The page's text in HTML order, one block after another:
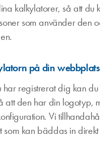
kalkylatorer, så att du
som använder den
på din
registrerat dig kan
att den har din logotyp,
Vi
som kan bäddas in